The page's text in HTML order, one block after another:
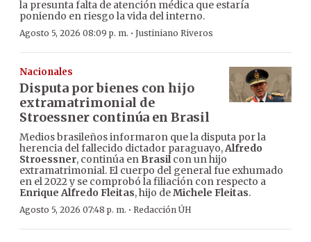
la presunta falta de atención médica que estaría
poniendo en riesgo la vida del interno.
Agosto 5, 2026 08:09 p. m. · Justiniano Riveros
Nacionales
Disputa por bienes con hijo
extramatrimonial de
Stroessner continúa en Brasil
Medios brasileños informaron que la disputa por la
herencia del fallecido dictador paraguayo,Alfredo
Stroessner, continúa en Brasilcon un hijo
extramatrimonial. El cuerpo del general fue exhumado
en el 2022 y se comprobó la filiación con respecto a
Enrique Alfredo Fleitas, hijo deMichele Fleitas.
Agosto 5, 2026 07:48 p. m. · Redacción ÚH